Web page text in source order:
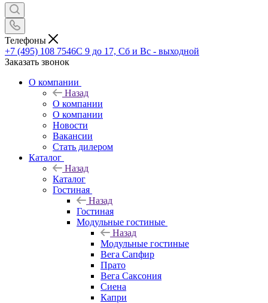
Телефоны
+7 (495) 108 7546С 9 до 17, Сб и Вс - выходной
Заказать звонок
О компании
Назад
О компании
О компании
Новости
Вакансии
Стать дилером
Каталог
Назад
Каталог
Гостиная
Назад
Гостиная
Модульные гостиные
Назад
Модульные гостиные
Вега Сапфир
Прато
Вега Саксония
Сиена
Капри